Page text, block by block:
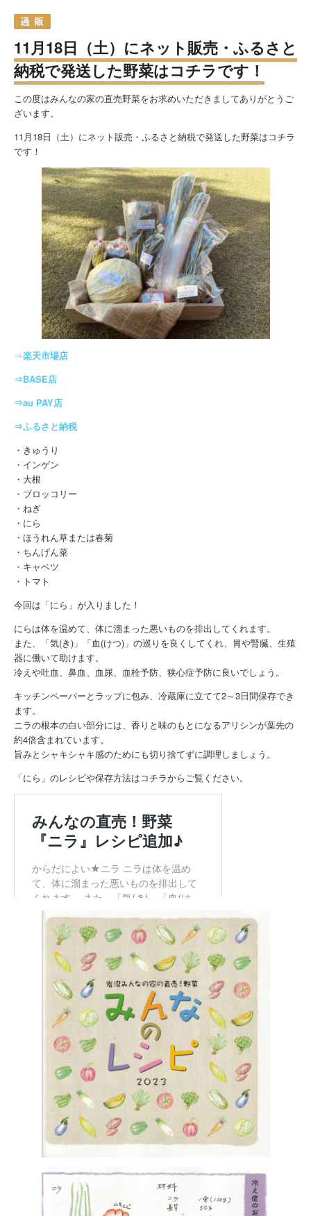
11月18日（土）にネット販売・ふるさと
納税で発送した野菜はコチラです！
この度はみんなの家の直売野菜をお求めいただきましてありがとうご
ざいます。
11月18日（土）にネット販売・ふるさと納税で発送した野菜はコチラ
です！
⇒楽天市場店
⇒BASE店
⇒au PAY店
⇒ふるさと納税
・きゅうり
・インゲン
・大根
・ブロッコリー
・ねぎ
・にら
・ほうれん草または春菊
・ちんげん菜
・キャベツ
・トマト
今回は「にら」が入りました！
にらは体を温めて、体に溜まった悪いものを排出してくれます。
また、「気(き)」「血(けつ)」の巡りを良くしてくれ、胃や腎臓、生殖
器に働いて助けます。
冷えや吐血、鼻血、血尿、血栓予防、狭心症予防に良いでしょう。
キッチンペーパーとラップに包み、冷蔵庫に立てて2～3日間保存でき
ます。
ニラの根本の白い部分には、香りと味のもとになるアリシンが葉先の
約4倍含まれています。
旨みとシャキシャキ感のためにも切り捨てずに調理しましょう。
「にら」のレシピや保存方法はコチラからご覧ください。